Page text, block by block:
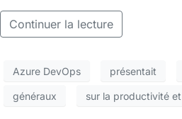
Continuer la lecture
Azure DevOps présentait
généraux sur la productivité